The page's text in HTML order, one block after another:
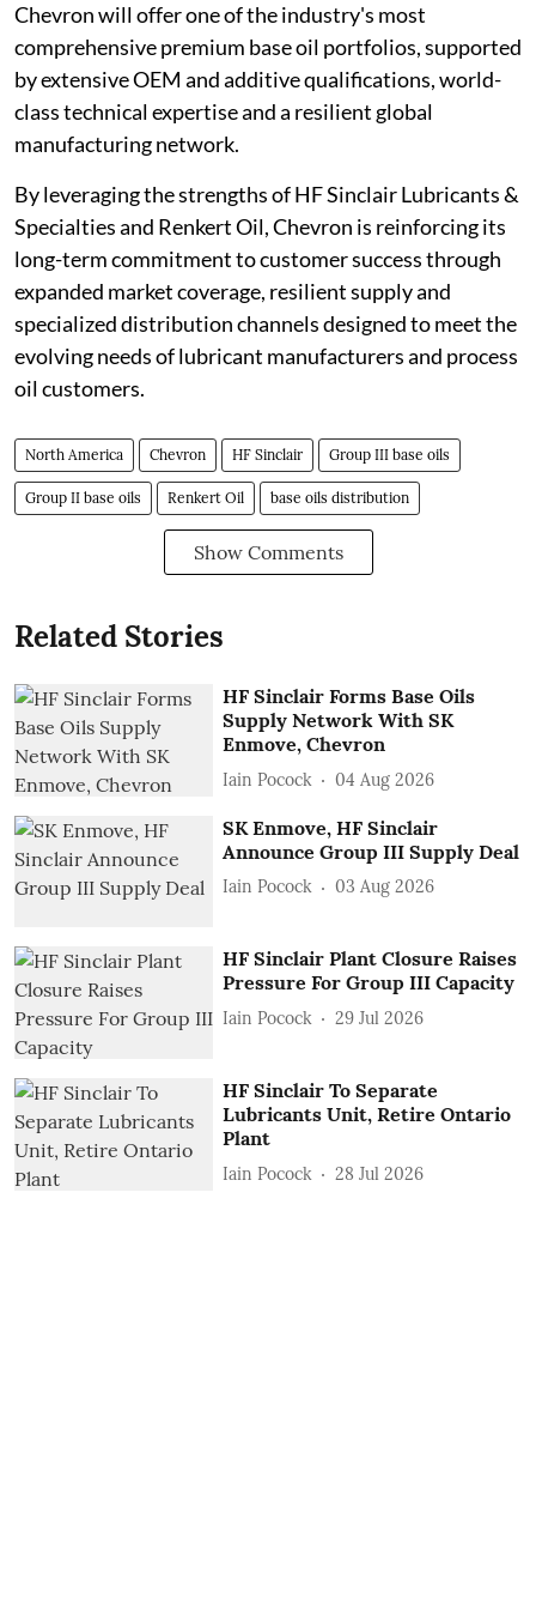
Chevron will offer one of the industry's most
comprehensive premium base oil portfolios, supported
by extensive OEM and additive qualifications, world-
class technical expertise and a resilient global
manufacturing network.
By leveraging the strengths of HF Sinclair Lubricants &
Specialties and Renkert Oil, Chevron is reinforcing its
long-term commitment to customer success through
expanded market coverage, resilient supply and
specialized distribution channels designed to meet the
evolving needs of lubricant manufacturers and process
oil customers.
North America Chevron HF Sinclair Group III base oils
Group II base oils Renkert Oil base oils distribution
Show Comments
Related Stories
HF Sinclair Forms Base Oils
Supply Network With SK
Enmove, Chevron
Iain Pocock 04 Aug 2026
SK Enmove, HF Sinclair
Announce Group III Supply Deal
Iain Pocock 03 Aug 2026
HF Sinclair Plant Closure Raises
Pressure For Group III Capacity
Iain Pocock 29 Jul 2026
HF Sinclair To Separate
Lubricants Unit, Retire Ontario
Plant
Iain Pocock 28 Jul 2026